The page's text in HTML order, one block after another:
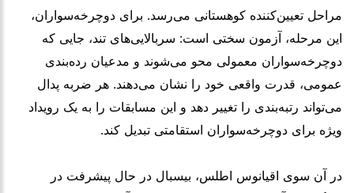
مراحل تعیین‌کننده کوهستانی می‌رسد. برای دوچرخه‌سواران،
این مرحله، آزمون سختی است: سربالایی‌های تند، جایی که
دوچرخه‌سواران معمولی محو می‌شوند و مدعیان رده‌بندی
عمومی، قدرت واقعی خود را نشان می‌دهند. هر ضربه پدال
می‌تواند رتبه‌بندی را تغییر دهد و این مسابقات را به یک رویداد
ویژه برای دوچرخه‌سواران استقامتی تبدیل کند.
در آن سوی اقیانوس اطلس، بیسبال در حال پیشرفت در